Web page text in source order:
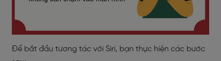
Để bắt đầu tương tác với Siri, bạn thực hiện các bước